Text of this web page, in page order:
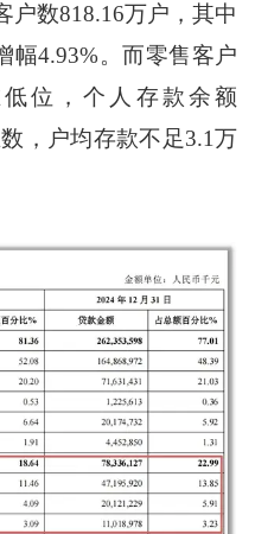
数818.16万户，其中
幅4.93%。而零售客户
位，个人存款余额
，户均存款不足3.1万